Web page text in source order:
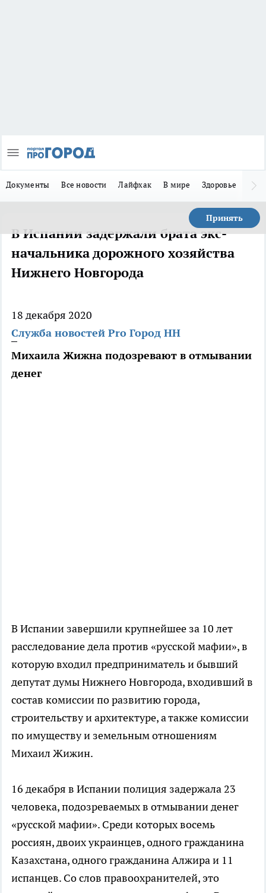
Документы Все новости Лайфхак В мире Здоровье
Принять
В Испании задержали брата экс-
начальника дорожного хозяйства
Нижнего Новгорода
18 декабря 2020
Служба новостей Pro Город НН
Михаила Жижна подозревают в отмывании
денег
В Испании завершили крупнейшее за 10 лет
расследование дела против «русской мафии», в
которую входил предприниматель и бывший
депутат думы Нижнего Новгорода, входивший в
состав комиссии по развитию города,
строительству и архитектуре, а также комиссии
по имуществу и земельным отношениям
Михаил Жижин.
16 декабря в Испании полиция задержала 23
человека, подозреваемых в отмывании денег
«русской мафии». Среди которых восемь
россиян, двоих украинцев, одного гражданина
Казахстана, одного гражданина Алжира и 11
испанцев. Со слов правоохранителей, это